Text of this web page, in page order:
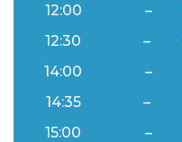
12:00
–
12:30
–
14:00
–
14:35
–
15:00
–